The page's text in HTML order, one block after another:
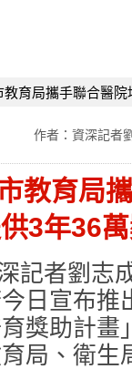
育局攜手聯合醫
作者：資深記者
教育局
3年36
記者劉志
日宣布推
獎助計畫
局、衛生